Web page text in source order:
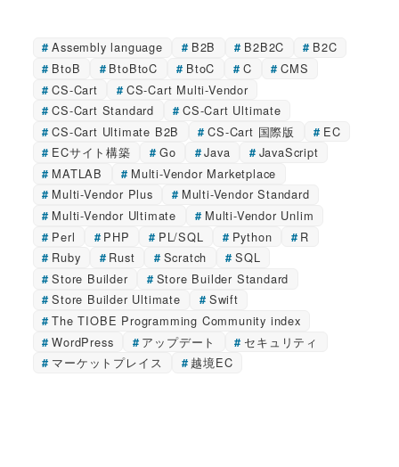
Assembly language B2B B2B2C
B2C
BtoB
BtoBtoC BtoC C
CMS
CS-Cart
CS-Cart Multi-Vendor
CS-Cart Standard
CS-Cart Ultimate
CS-Cart Ultimate B2B
CS-Cart 国際版
EC
ECサイト構築
Go Java
JavaScript
MATLAB
Multi-Vendor Marketplace
Multi-Vendor Plus
Multi-Vendor Standard
Multi-Vendor Ultimate
Multi-Vendor Unlim
Perl
PHP PL/SQL Python
R
Ruby
Rust Scratch
SQL
Store Builder
Store Builder Standard
Store Builder Ultimate
Swift
The TIOBE Programming Community index
WordPress
アップデート
セキュリティ
マーケットプレイス
越境EC